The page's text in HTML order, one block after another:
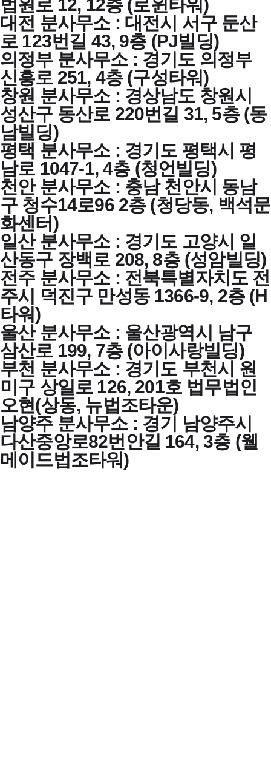
법원로 12, 12층 (로윈타워)
대전 분사무소 : 대전시 서구 둔산
로 123번길 43, 9층 (PJ빌딩)
의정부 분사무소 : 경기도 의정부
신흥로 251, 4층 (구성타워)
창원 분사무소 : 경상남도 창원시
성산구 동산로 220번길 31, 5층 (동
남빌딩)
평택 분사무소 : 경기도 평택시 평
남로 1047-1, 4층 (청언빌딩)
천안 분사무소 : 충남 천안시 동남
구 청수14로96 2층 (청당동, 백석문
화센터)
일산 분사무소 : 경기도 고양시 일
산동구 장백로 208, 8층 (성암빌딩)
전주 분사무소 : 전북특별자치도 전
주시 덕진구 만성동 1366-9, 2층 (H
타워)
울산 분사무소 : 울산광역시 남구
삼산로 199, 7층 (아이사랑빌딩)
부천 분사무소 : 경기도 부천시 원
미구 상일로 126, 201호 법무법인
오현(상동, 뉴법조타운)
남양주 분사무소 : 경기 남양주시
다산중앙로82번안길 164, 3층 (웰
메이드법조타워)